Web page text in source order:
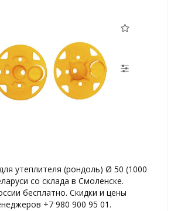
утеплителя (рондоль) Ø 50 (1000
со склада в Смоленске.
бесплатно. Скидки и цены
+7 980 900 95 01.